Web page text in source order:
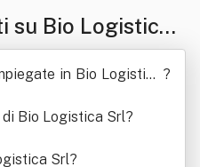
su Bio Logistica
in Bio Logistica ?
Bio Logistica Srl?
Srl?